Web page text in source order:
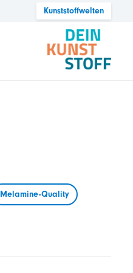
Kunststoffwelten
Melamine-Quality